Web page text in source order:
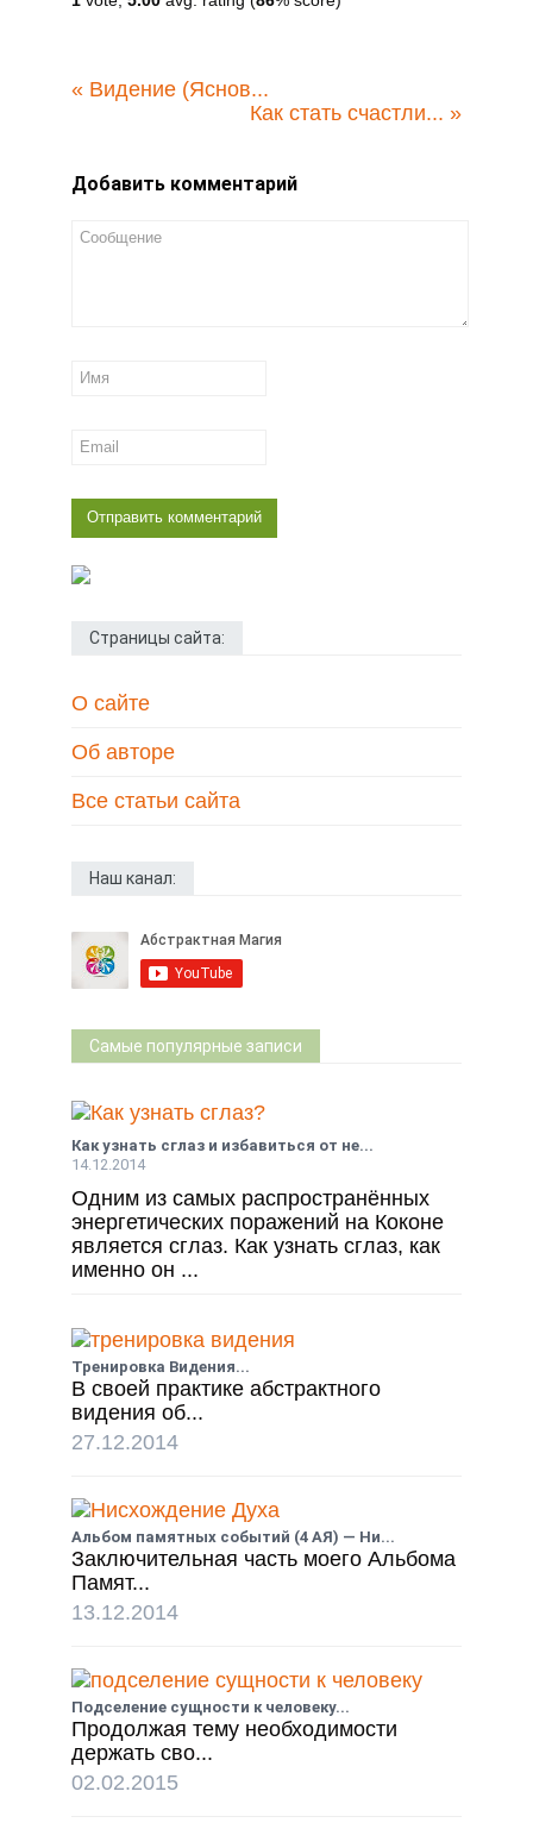
« Видение (Яснов...
Как стать счастли... »
Добавить комментарий
Страницы сайта:
О сайте
Об авторе
Все статьи сайта
Наш канал:
Самые популярные записи
Как узнать сглаз и избавиться от не...
14.12.2014
Одним из самых распространённых
энергетических поражений на Коконе
является сглаз. Как узнать сглаз, как
именно он ...
Тренировка Видения...
В своей практике абстрактного
видения об...
27.12.2014
Альбом памятных событий (4 АЯ) — Ни...
Заключительная часть моего Альбома
Памят...
13.12.2014
Подселение сущности к человеку...
Продолжая тему необходимости
держать сво...
02.02.2015